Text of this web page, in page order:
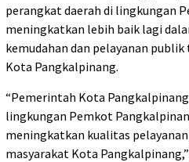
perangkat daerah di lingkungan
meningkatkan lebih baik lagi
kemudahan dan pelayanan
Kota Pangkalpinang.
​“Pemerintah Kota
lingkungan Pemkot
meningkatkan kualitas
masyarakat Kota